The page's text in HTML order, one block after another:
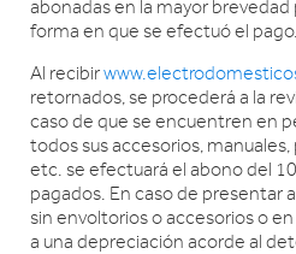
abonadas en la mayor brevedad
forma en que se efectuó el pago.
Al recibir
retornados, se procederá a la
caso de que se encuentren en
todos sus accesorios,
etc. se efectuará el abono del
pagados. En caso de presentar
sin envoltorios o accesorios o
a una depreciación acorde al